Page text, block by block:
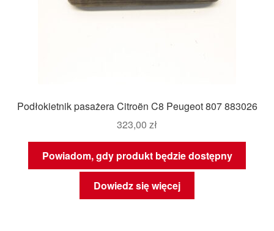
Podłokietnik pasażera Citroën C8 Peugeot 807 883026
323,00 zł
Powiadom, gdy produkt będzie dostępny
Dowiedz się więcej